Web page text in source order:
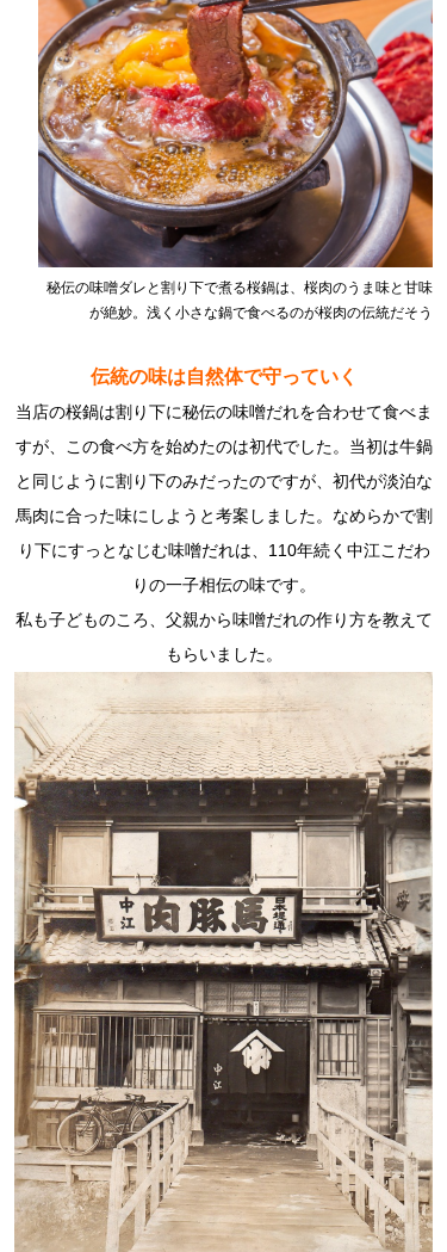
秘伝の味噌ダレと割り下で煮る桜鍋は、桜肉のうま味と甘味
が絶妙。浅く小さな鍋で食べるのが桜肉の伝統だそう
伝統の味は自然体で守っていく
当店の桜鍋は割り下に秘伝の味噌だれを合わせて食べま
すが、この食べ方を始めたのは初代でした。当初は牛鍋
と同じように割り下のみだったのですが、初代が淡泊な
馬肉に合った味にしようと考案しました。なめらかで割
り下にすっとなじむ味噌だれは、110年続く中江こだわ
りの一子相伝の味です。
私も子どものころ、父親から味噌だれの作り方を教えて
もらいました。